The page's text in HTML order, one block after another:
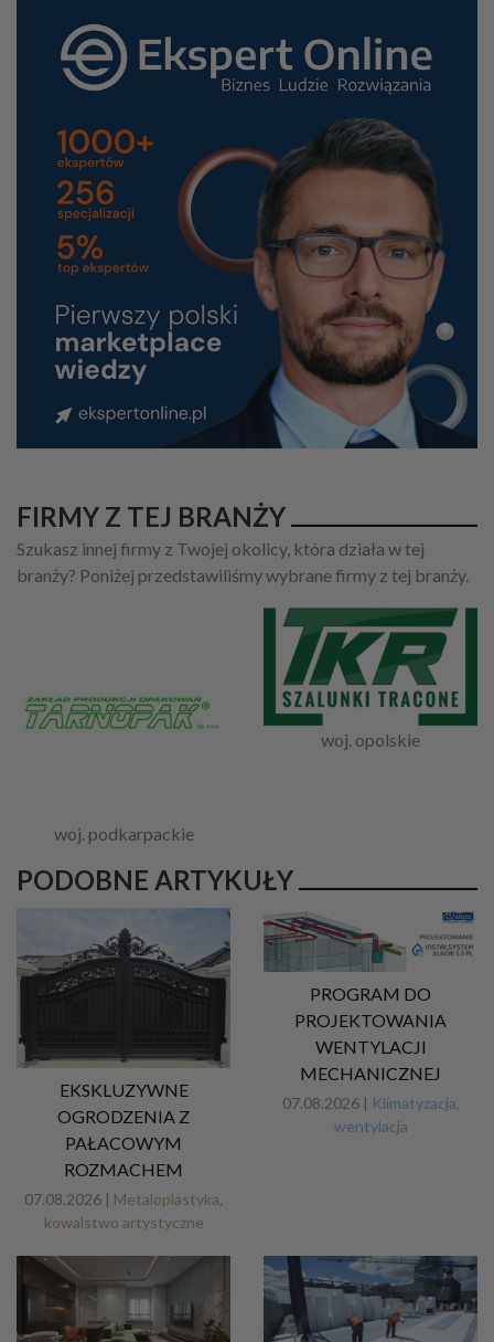
FIRMY Z TEJ BRANŻY
Szukasz innej firmy z Twojej okolicy, która działa w tej
branży? Poniżej przedstawiliśmy wybrane firmy z tej branży.
woj. podkarpackie
woj. opolskie
PODOBNE ARTYKUŁY
EKSKLUZYWNE
OGRODZENIA Z
PAŁACOWYM
ROZMACHEM
07.08.2026 | Metaloplastyka,
kowalstwo artystyczne
PROGRAM DO
PROJEKTOWANIA
WENTYLACJI
MECHANICZNEJ
07.08.2026 | Klimatyzacja,
wentylacja